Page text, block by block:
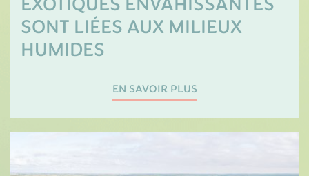
SONT LIÉES AUX MILIEUX
HUMIDES
EN SAVOIR PLUS